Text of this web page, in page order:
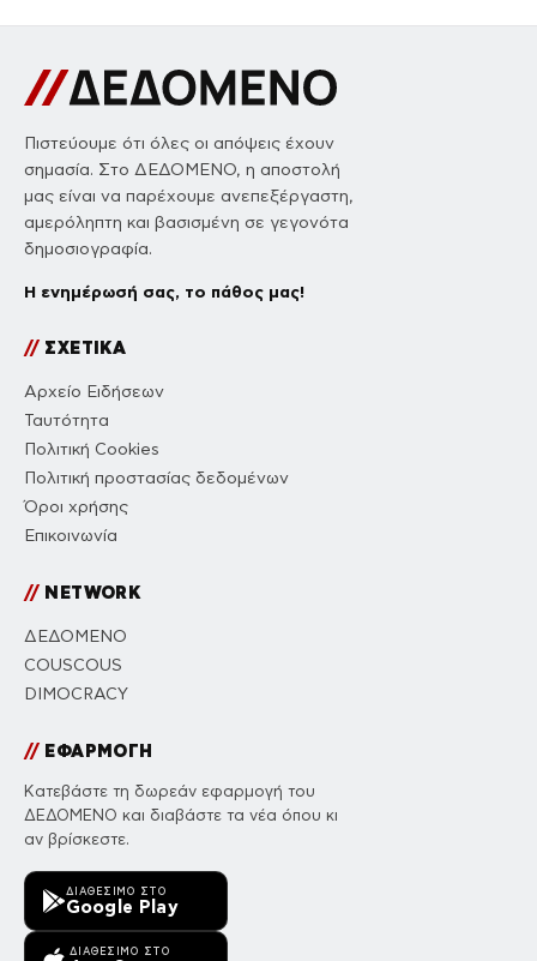
Πιστεύουμε ότι όλες οι απόψεις έχουν
σημασία. Στο ΔΕΔΟΜΕΝΟ, η αποστολή
μας είναι να παρέχουμε ανεπεξέργαστη,
αμερόληπτη και βασισμένη σε γεγονότα
δημοσιογραφία.
Η ενημέρωσή σας, το πάθος μας!
//ΣΧΕΤΙΚΑ
Αρχείο Ειδήσεων
Ταυτότητα
Πολιτική Cookies
Πολιτική προστασίας δεδομένων
Όροι χρήσης
Επικοινωνία
//NETWORK
ΔΕΔΟΜΕΝΟ
COUSCOUS
DIMOCRACY
//ΕΦΑΡΜΟΓΗ
Κατεβάστε τη δωρεάν εφαρμογή του
ΔΕΔΟΜΕΝΟ και διαβάστε τα νέα όπου κι
αν βρίσκεστε.
ΔΙΑΘΈΣΙΜΟ ΣΤΟ
Google Play
ΔΙΑΘΈΣΙΜΟ ΣΤΟ